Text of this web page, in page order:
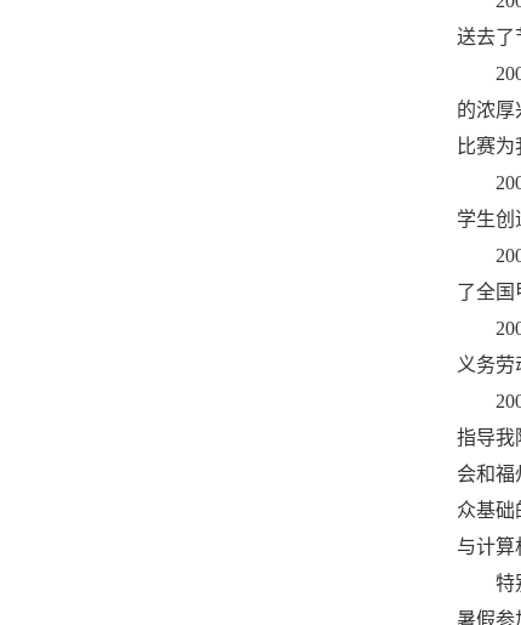
送去了
的浓厚
比赛
学生创
了全国
义务劳
指导我
会和福
众基础
与计算
特
暑假参